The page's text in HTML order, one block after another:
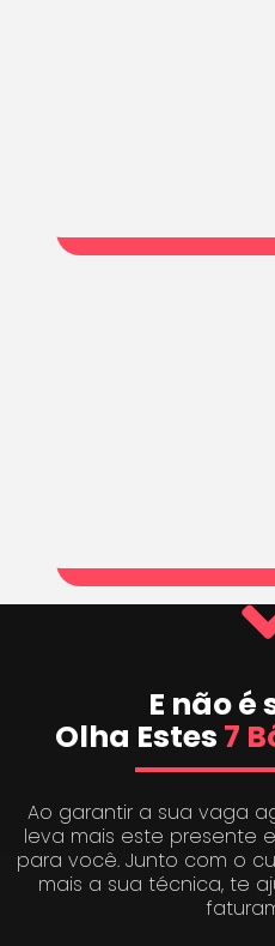
E não é
Olha Estes 7
Ao garantir a sua vaga
leva mais este presente
para você. Junto com o
mais a sua técnica, te